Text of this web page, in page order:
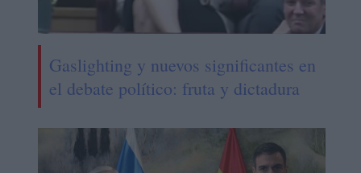
Gaslighting y nuevos significantes en
el debate político: fruta y dictadura